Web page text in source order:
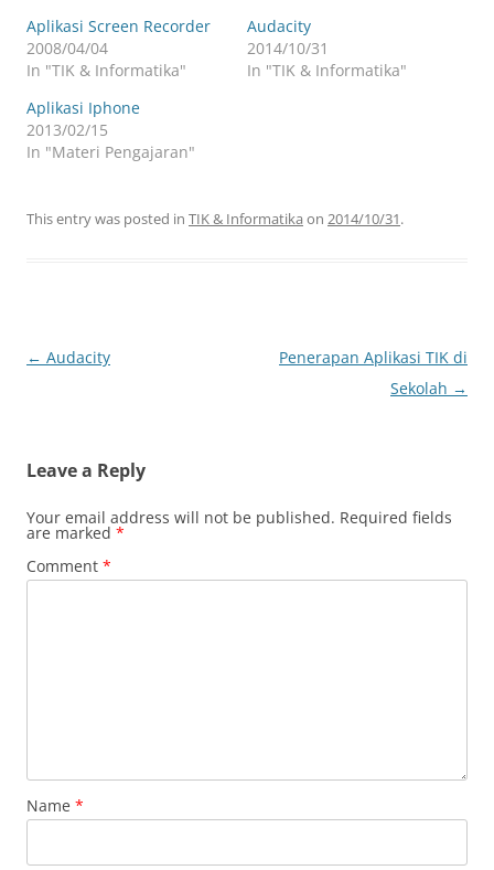
Aplikasi Screen Recorder
2008/04/04
In "TIK & Informatika"
Audacity
2014/10/31
In "TIK & Informatika"
Aplikasi Iphone
2013/02/15
In "Materi Pengajaran"
This entry was posted in TIK & Informatika on 2014/10/31.
Post
← Audacity
Penerapan Aplikasi TIK di
Sekolah →
Leave a Reply
Your email address will not be published. Required fields
are marked *
Comment *
Name *